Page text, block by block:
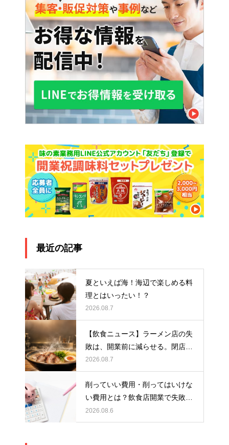
最近の記事
夏といえば海！海辺で楽しめる料
理とはいったい！？
2026.08.7
【飲食ニュース】ラーメン店の失
敗は、開業前に減らせる。閉店を
見てきたテンポスグループが作っ
た「開業準備の専門拠点」
2026.08.7
削っていい費用・削ってはいけな
い費用とは？飲食店開業で失敗し
ないお金の使い方
2026.08.6